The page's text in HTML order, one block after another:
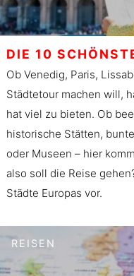
DIE 10
Ob Venedig, Paris,
Städtetour machen will,
hat viel zu bieten. Ob
historische Stätten,
oder Museen – hier
also soll die Reise
Städte Europas vor.
REISEN